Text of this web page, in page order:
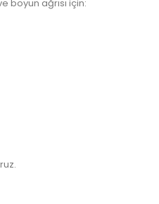
boyun ağrısı için: